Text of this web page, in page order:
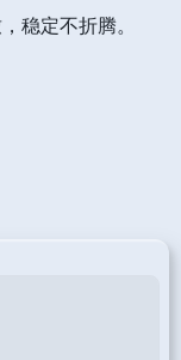
稳定不折腾。